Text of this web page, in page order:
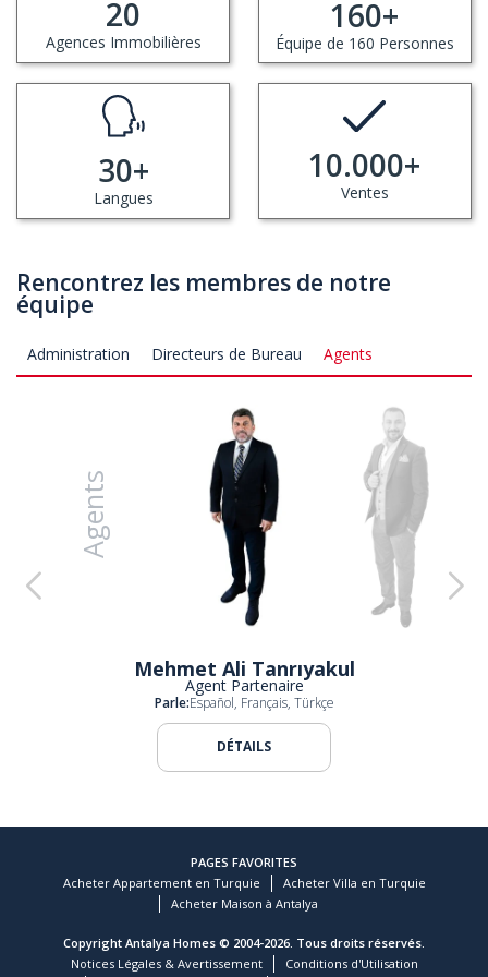
20
Agences Immobilières
160+
Équipe de 160 Personnes
30+
Langues
10.000+
Ventes
Rencontrez les membres de notre
équipe
Administration Directeurs de Bureau Agents
Agents
Mehmet Ali Tanrıyakul
Agent Partenaire
Parle:Español, Français, Türkçe
DÉTAILS
Armin
PAGES FAVORITES
Acheter Appartement en Turquie
Acheter Villa en Turquie
Acheter Maison à Antalya
Copyright Antalya Homes © 2004-2026. Tous droits réservés.
Notices Légales & Avertissement
Conditions d'Utilisation